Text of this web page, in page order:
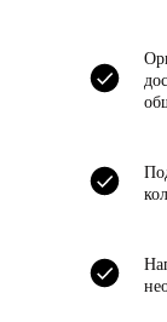
в 2-3 раза